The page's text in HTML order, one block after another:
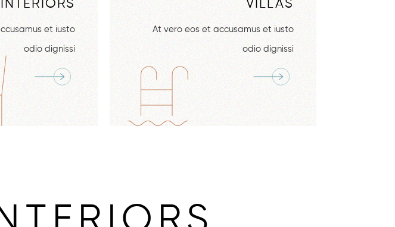
INTERIORS
et iusto
odio dignissi
VILLAS
At vero eos et accusamus et iusto
odio dignissi